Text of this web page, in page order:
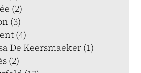
(2)
(3)
(4)
De Keersmaeker (1)
(2)